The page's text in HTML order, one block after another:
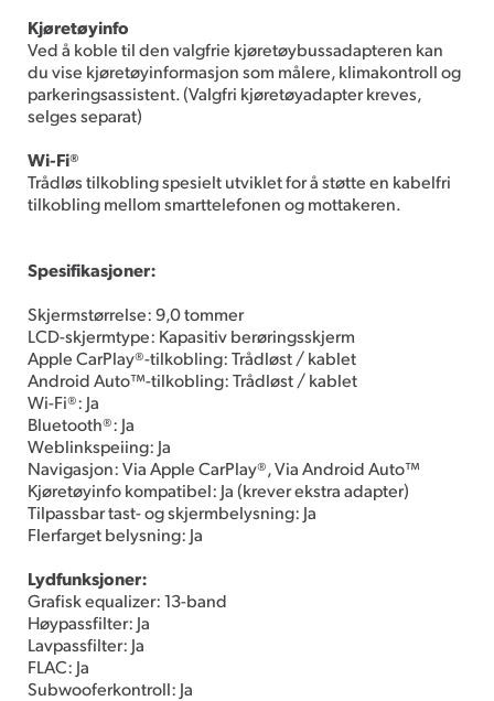
Kjøretøyinfo
Ved å koble til den valgfrie kjøretøybussadapteren kan
du vise kjøretøyinformasjon som målere, klimakontroll og
parkeringsassistent. (Valgfri kjøretøyadapter kreves,
selges separat)
Wi-Fi®
Trådløs tilkobling spesielt utviklet for å støtte en kabelfri
tilkobling mellom smarttelefonen og mottakeren.
Spesifikasjoner:
Skjermstørrelse: 9,0 tommer
LCD-skjermtype: Kapasitiv berøringsskjerm
Apple CarPlay®-tilkobling: Trådløst / kablet
Android Auto™-tilkobling: Trådløst / kablet
Wi-Fi®: Ja
Bluetooth®: Ja
Weblinkspeiing: Ja
Navigasjon: Via Apple CarPlay®, Via Android Auto™
Kjøretøyinfo kompatibel: Ja (krever ekstra adapter)
Tilpassbar tast- og skjermbelysning: Ja
Flerfarget belysning: Ja
Lydfunksjoner:
Grafisk equalizer: 13-band
Høypassfilter: Ja
Lavpassfilter: Ja
FLAC: Ja
Subwooferkontroll: Ja